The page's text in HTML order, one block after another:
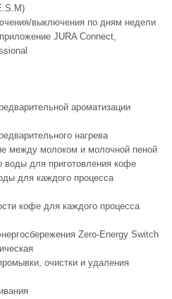
выключения по дням недели
JURA Connect,
ароматизации
нагрева
между молоком и молочной пеной
воды для приготовления кофе
для каждого процесса
кофе для каждого процесса
Zero-Energy Switch
очистки и удаления